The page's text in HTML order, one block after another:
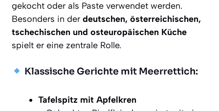
gekocht oder als Paste verwendet werden.
Besonders in der deutschen, österreichischen,
tschechischen und osteuropäischen Küche
spielt er eine zentrale Rolle.
Klassische Gerichte mit Meerrettich:
Tafelspitz mit Apfelkren